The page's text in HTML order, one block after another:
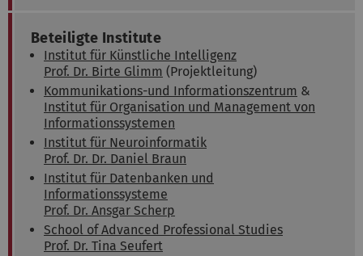
Beteiligte Institute
Institut für Künstliche Intelligenz
Prof. Dr. Birte Glimm (Projektleitung)
Kommunikations-und Informationszentrum &
Institut für Organisation und Management von
Informationssystemen
Institut für Neuroinformatik
Prof. Dr. Dr. Daniel Braun
Institut für Datenbanken und
Informationssysteme
Prof. Dr. Ansgar Scherp
School of Advanced Professional Studies
Prof. Dr. Tina Seufert